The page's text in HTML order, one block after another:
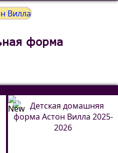
Вилла
форма